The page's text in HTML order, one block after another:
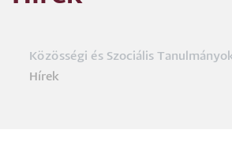
Morzsa
Közösségi és Szociális
Hírek